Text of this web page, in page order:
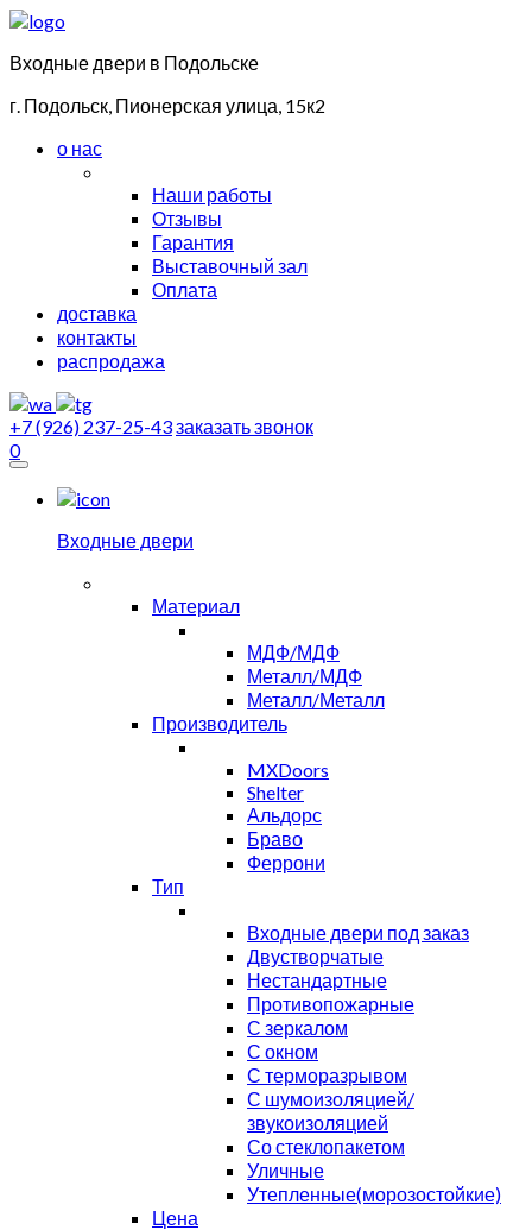
Входные двери в Подольске
г. Подольск, Пионерская улица, 15к2
о нас
Наши работы
Отзывы
Гарантия
Выставочный зал
Оплата
доставка
контакты
распродажа
+7 (926) 237-25-43заказать звонок
0
Входные двери
Материал
МДФ/МДФ
Металл/МДФ
Металл/Металл
Производитель
MXDoors
Shelter
Альдорс
Браво
Феррони
Тип
Входные двери под заказ
Двустворчатые
Нестандартные
Противопожарные
С зеркалом
С окном
С терморазрывом
С шумоизоляцией/
звукоизоляцией
Со стеклопакетом
Уличные
Утепленные(морозостойкие)
Цена